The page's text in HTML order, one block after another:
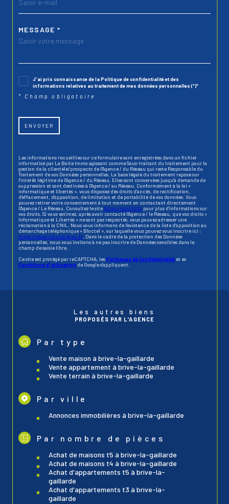
MESSAGE *
J'ai pris connaissance de la Politique de confidentialité et des
informations relatives au traitement de mes données personnelles (*)*
* Champ obligatoire
ENVOYER
Les informations recueillies sur ce formulaire sont enregistrées dans un fichier
informatisé par La Boite Immo agissant comme Sous-traitant du traitement pour la
gestion de la clientèle/prospects de l'Agence / du Réseau qui reste Responsable du
Traitement de vos Données personnelles. La base légale du traitement repose sur
l'intérêt légitime de l'Agence / du Réseau. Elles sont conservées jusqu'à demande de
suppression et sont destinées à l'Agence / au Réseau. Conformément à la loi «
informatique et libertés », vous disposez des droits d’accès, de rectification,
d’effacement, d’opposition, de limitation et de portabilité de vos données. Vous
pouvez retirer votre consentement à tout moment en contactant directement
l’Agence / Le Réseau. Consultez le site https://cnil.fr/fr pour plus d’informations sur
vos droits. Si vous estimez, après avoir contacté l'Agence / le Réseau, que vos droits «
Informatique et Libertés » ne sont pas respectés, vous pouvez adresser une
réclamation à la CNIL. Nous vous informons de l’existence de la liste d'opposition au
démarchage téléphonique « Bloctel », sur laquelle vous pouvez vous inscrire ici :
https://www.bloctel.gouv.fr . Dans le cadre de la protection des Données
personnelles, nous vous invitons à ne pas inscrire de Données sensibles dans le
champ de saisie libre.
Ce site est protégé par reCAPTCHA, lesPolitiques de Confidentialité et es
Conditions d'utilisation de Google s'appliquent.
Les autres biens
PROPOSÉS PAR L'AGENCE
Par type
vente maison à brive-la-gaillarde
vente appartement à brive-la-gaillarde
vente terrain à brive-la-gaillarde
Par ville
annonces immobilières à brive-la-gaillarde
Par nombre de pièces
achat de maisons t5 à brive-la-gaillarde
achat de maisons t4 à brive-la-gaillarde
achat d'appartements t5 à brive-la-
gaillarde
achat d'appartements t3 à brive-la-
gaillarde